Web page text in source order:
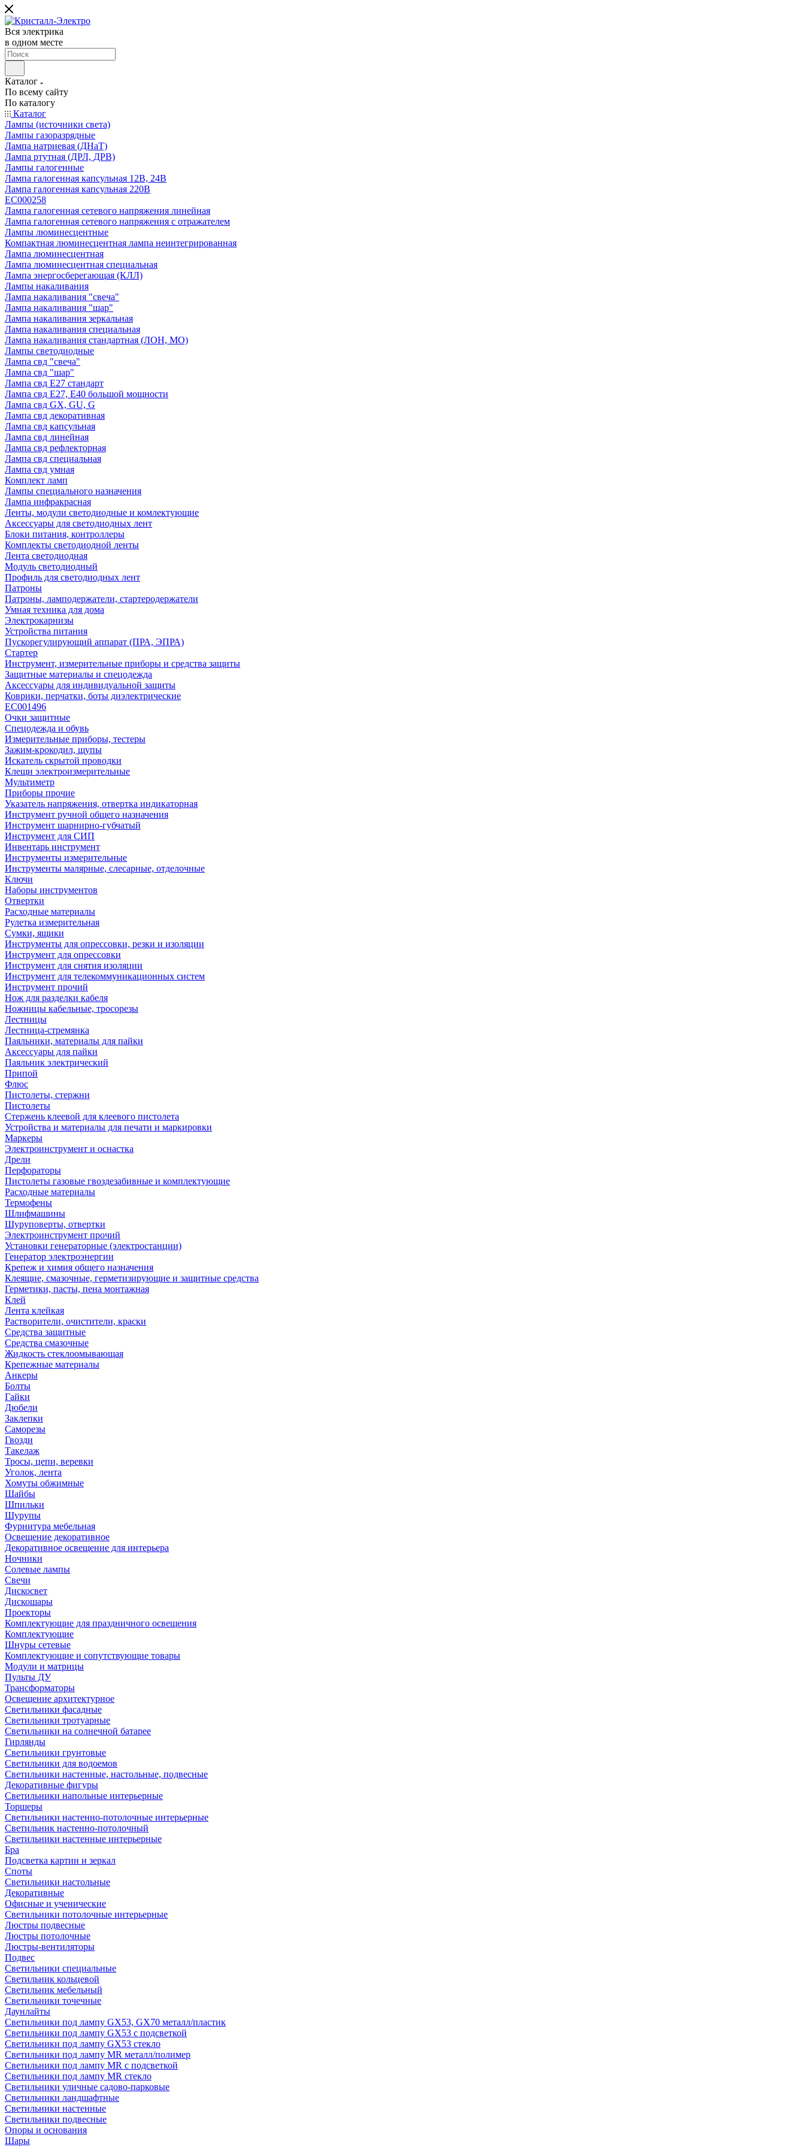
Вся электрика
в одном месте
Каталог
По всему сайту
По каталогу
Каталог
Лампы (источники света)
Лампы газоразрядные
Лампа натриевая (ДНаТ)
Лампа ртутная (ДРЛ, ДРВ)
Лампы галогенные
Лампа галогенная капсульная 12В, 24В
Лампа галогенная капсульная 220В
EC000258
Лампа галогенная сетевого напряжения линейная
Лампа галогенная сетевого напряжения с отражателем
Лампы люминесцентные
Компактная люминесцентная лампа неинтегрированная
Лампа люминесцентная
Лампа люминесцентная специальная
Лампа энергосберегающая (КЛЛ)
Лампы накаливания
Лампа накаливания "свеча"
Лампа накаливания "шар"
Лампа накаливания зеркальная
Лампа накаливания специальная
Лампа накаливания стандартная (ЛОН, МО)
Лампы светодиодные
Лампа свд "свеча"
Лампа свд "шар"
Лампа свд E27 стандарт
Лампа свд E27, Е40 большой мощности
Лампа свд GX, GU, G
Лампа свд декоративная
Лампа свд капсульная
Лампа свд линейная
Лампа свд рефлекторная
Лампа свд специальная
Лампа свд умная
Комплект ламп
Лампы специального назначения
Лампа инфракрасная
Ленты, модули светодиодные и комлектующие
Аксессуары для светодиодных лент
Блоки питания, контроллеры
Комплекты светодиодной ленты
Лента светодиодная
Модуль светодиодный
Профиль для светодиодных лент
Патроны
Патроны, ламподержатели, стартеродержатели
Умная техника для дома
Электрокарнизы
Устройства питания
Пускорегулирующий аппарат (ПРА, ЭПРА)
Стартер
Инструмент, измерительные приборы и средства защиты
Защитные материалы и спецодежда
Аксессуары для индивидуальной защиты
Коврики, перчатки, боты диэлектрические
EC001496
Очки защитные
Спецодежда и обувь
Измерительные приборы, тестеры
Зажим-крокодил, щупы
Искатель скрытой проводки
Клещи электроизмерительные
Мультиметр
Приборы прочие
Указатель напряжения, отвертка индикаторная
Инструмент ручной общего назначения
Инструмент шарнирно-губчатый
Инструмент для СИП
Инвентарь инструмент
Инструменты измерительные
Инструменты малярные, слесарные, отделочные
Ключи
Наборы инструментов
Отвертки
Расходные материалы
Рулетка измерительная
Сумки, ящики
Инструменты для опрессовки, резки и изоляции
Инструмент для опрессовки
Инструмент для снятия изоляции
Инструмент для телекоммуникационных систем
Инструмент прочий
Нож для разделки кабеля
Ножницы кабельные, тросорезы
Лестницы
Лестница-стремянка
Паяльники, материалы для пайки
Аксессуары для пайки
Паяльник электрический
Припой
Флюс
Пистолеты, стержни
Пистолеты
Стержень клеевой для клеевого пистолета
Устройства и материалы для печати и маркировки
Маркеры
Электроинструмент и оснастка
Дрели
Перфораторы
Пистолеты газовые гвоздезабивные и комплектующие
Расходные материалы
Термофены
Шлифмашины
Шуруповерты, отвертки
Электроинструмент прочий
Установки генераторные (электростанции)
Генератор электроэнергии
Крепеж и химия общего назначения
Клеящие, смазочные, герметизирующие и защитные средства
Герметики, пасты, пена монтажная
Клей
Лента клейкая
Растворители, очистители, краски
Средства защитные
Средства смазочные
Жидкость стеклоомывающая
Крепежные материалы
Анкеры
Болты
Гайки
Дюбели
Заклепки
Саморезы
Гвозди
Такелаж
Тросы, цепи, веревки
Уголок, лента
Хомуты обжимные
Шайбы
Шпильки
Шурупы
Фурнитура мебельная
Освещение декоративное
Декоративное освещение для интерьера
Ночники
Солевые лампы
Свечи
Дискосвет
Дискошары
Проекторы
Комплектующие для праздничного освещения
Комплектующие
Шнуры сетевые
Комплектующие и сопутствующие товары
Модули и матрицы
Пульты ДУ
Трансформаторы
Освещение архитектурное
Светильники фасадные
Светильники тротуарные
Светильники на солнечной батарее
Гирлянды
Светильники грунтовые
Светильники для водоемов
Светильники настенные, настольные, подвесные
Декоративные фигуры
Светильники напольные интерьерные
Торшеры
Светильники настенно-потолочные интерьерные
Светильник настенно-потолочный
Светильники настенные интерьерные
Бра
Подсветка картин и зеркал
Споты
Светильники настольные
Декоративные
Офисные и ученические
Светильники потолочные интерьерные
Люстры подвесные
Люстры потолочные
Люстры-вентиляторы
Подвес
Светильники специальные
Светильник кольцевой
Светильник мебельный
Светильники точечные
Даунлайты
Светильники под лампу GX53, GX70 металл/пластик
Светильники под лампу GX53 с подсветкой
Светильники под лампу GX53 стекло
Светильники под лампу MR металл/полимер
Светильники под лампу MR с подсветкой
Светильники под лампу MR стекло
Светильники уличные садово-парковые
Светильники ландшафтные
Светильники настенные
Светильники подвесные
Опоры и основания
Шары